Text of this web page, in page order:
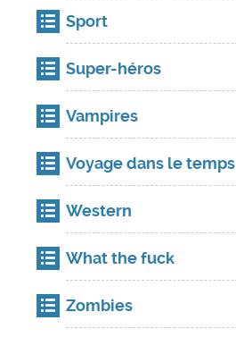
Sport
Super-héros
Vampires
Voyage dans le temps
Western
What the fuck
Zombies